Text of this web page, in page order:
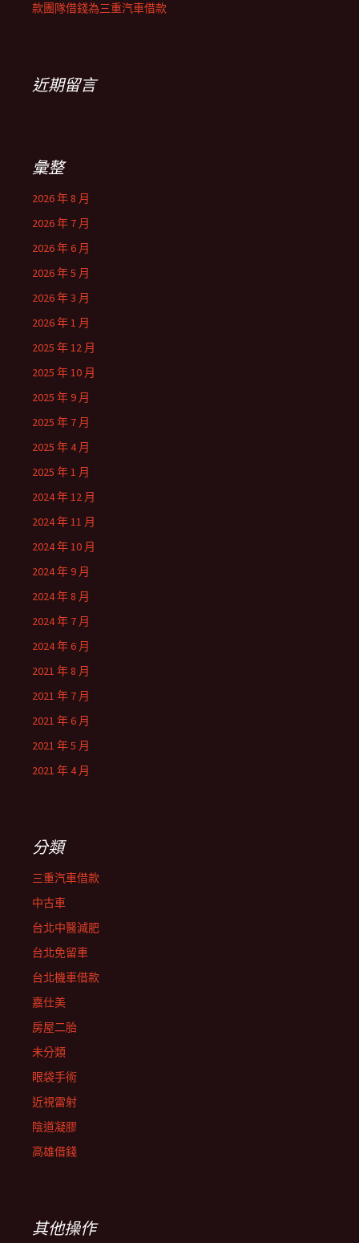
款團隊借錢為三重汽車借款
近期留言
彙整
2026 年 8 月
2026 年 7 月
2026 年 6 月
2026 年 5 月
2026 年 3 月
2026 年 1 月
2025 年 12 月
2025 年 10 月
2025 年 9 月
2025 年 7 月
2025 年 4 月
2025 年 1 月
2024 年 12 月
2024 年 11 月
2024 年 10 月
2024 年 9 月
2024 年 8 月
2024 年 7 月
2024 年 6 月
2021 年 8 月
2021 年 7 月
2021 年 6 月
2021 年 5 月
2021 年 4 月
分類
三重汽車借款
中古車
台北中醫減肥
台北免留車
台北機車借款
嘉仕美
房屋二胎
未分類
眼袋手術
近視雷射
陰道凝膠
高雄借錢
其他操作